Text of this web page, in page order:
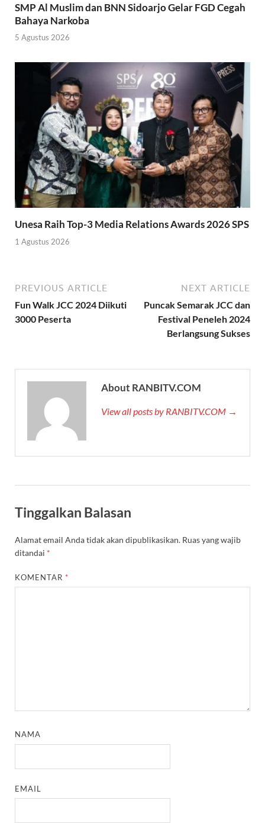
SMP Al Muslim dan BNN Sidoarjo Gelar FGD Cegah
Bahaya Narkoba
5 Agustus 2026
Unesa Raih Top-3 Media Relations Awards 2026 SPS
1 Agustus 2026
PREVIOUS ARTICLE
Fun Walk JCC 2024 Diikuti
3000 Peserta
NEXT ARTICLE
Puncak Semarak JCC dan
Festival Peneleh 2024
Berlangsung Sukses
About RANBITV.COM
View all posts by RANBITV.COM →
Tinggalkan Balasan
Alamat email Anda tidak akan dipublikasikan. Ruas yang wajib
ditandai *
KOMENTAR *
NAMA
EMAIL